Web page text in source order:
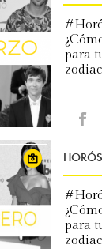
para
para